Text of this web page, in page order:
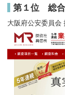
第１位 総合
大阪府公安委員